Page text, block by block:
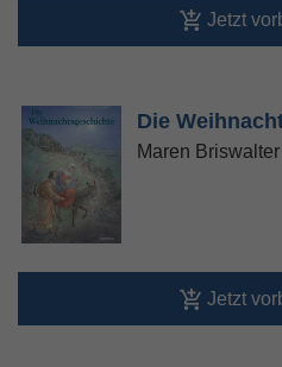
Jetzt
Die
Maren Briswalter
Jetzt